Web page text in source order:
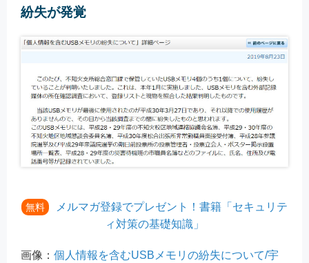
紛失が発覚
無料
メルマガ登録でプレゼント！書籍「セキュリテ
ィ対策の基礎知識」
画像： 個人情報を含むUSBメモリの紛失について/宇